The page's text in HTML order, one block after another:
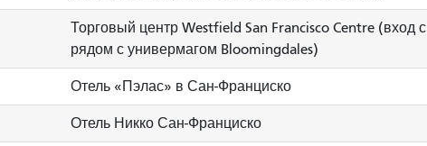
Торговый центр Westfield San Francisco Centre (вход
рядом с универмагом Bloomingdales)
Отель «Пэлас» в Сан-Франциско
Отель Никко Сан-Франциско